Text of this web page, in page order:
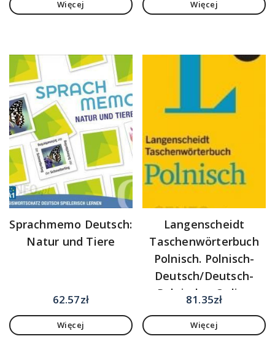
Więcej Więcej
Sprachmemo Deutsch:
Natur und Tiere
62.57zł
Więcej
Langenscheidt
Taschenwörterbuch
Polnisch. Polnisch-
Deutsch/Deutsch-
Polnisch + Online
81.35zł
Więcej